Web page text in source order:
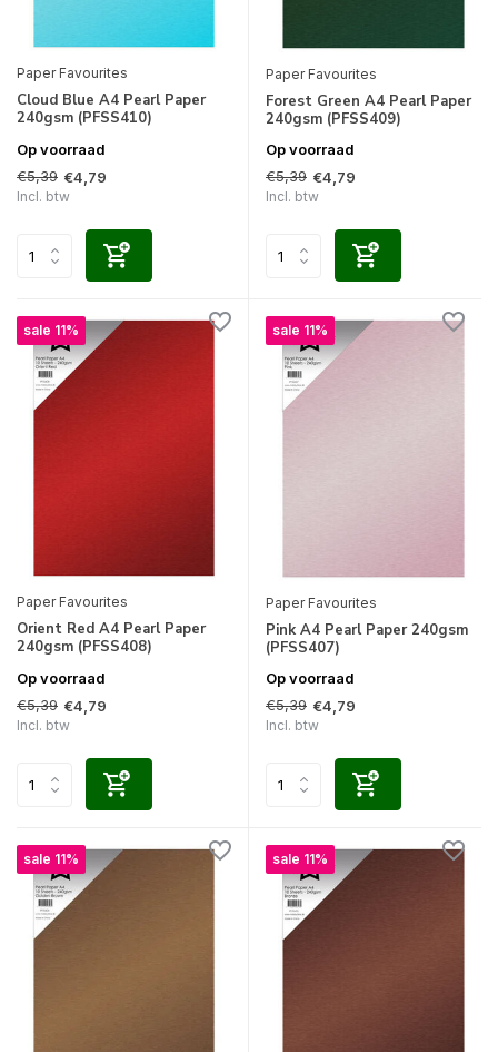
Paper Favourites
Cloud Blue A4 Pearl Paper
240gsm (PFSS410)
Op voorraad
€5,39 €4,79
Incl. btw
Paper Favourites
Forest Green A4 Pearl Paper
240gsm (PFSS409)
Op voorraad
€5,39 €4,79
Incl. btw
sale 11%
Paper Favourites
Orient Red A4 Pearl Paper
240gsm (PFSS408)
Op voorraad
€5,39 €4,79
Incl. btw
sale 11%
Paper Favourites
Pink A4 Pearl Paper 240gsm
(PFSS407)
Op voorraad
€5,39 €4,79
Incl. btw
sale 11% sale 11%